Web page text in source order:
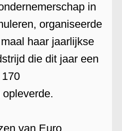
in
organiseerde
haar jaarlijkse
die dit jaar een
van Euro